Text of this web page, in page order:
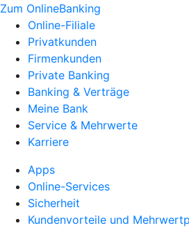
Zum OnlineBanking
Online-Filiale
Privatkunden
Firmenkunden
Private Banking
Banking & Verträge
Meine Bank
Service & Mehrwerte
Karriere
Apps
Online-Services
Sicherheit
Kundenvorteile und